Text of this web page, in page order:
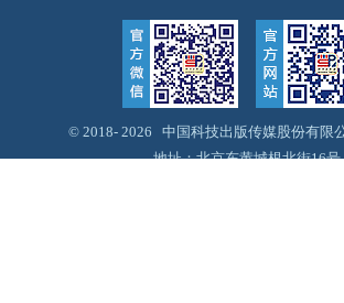
© 2018- 2026 中国科技出版传媒股份有限
地址：北京东黄城根北街16号